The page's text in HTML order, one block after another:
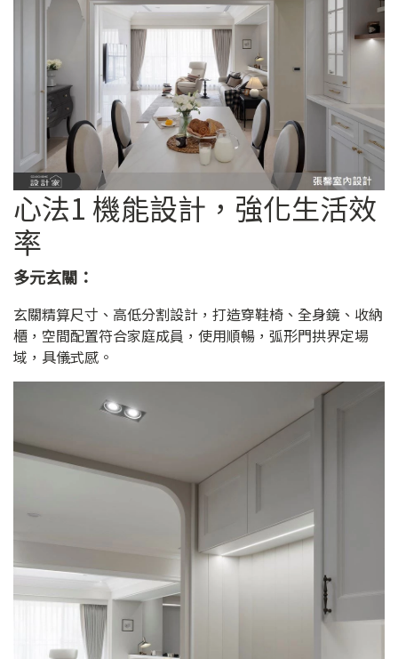
心法1 機能設計，強化生活效
率
多元玄關：
玄關精算尺寸、高低分割設計，打造穿鞋椅、全身鏡、收納
櫃，空間配置符合家庭成員，使用順暢，弧形門拱界定場
域，具儀式感。